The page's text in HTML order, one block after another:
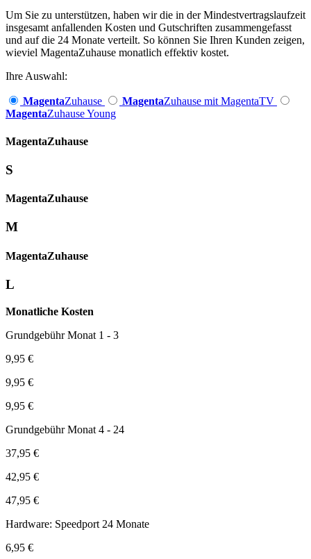
Um Sie zu unterstützen, haben wir die in der Mindestvertragslaufzeit
insgesamt anfallenden Kosten und Gutschriften zusammengefasst
und auf die 24 Monate verteilt. So können Sie Ihren Kunden zeigen,
wieviel MagentaZuhause monatlich effektiv kostet.
Ihre Auswahl:
MagentaZuhause MagentaZuhause mit MagentaTV
MagentaZuhause Young
Magenta­Zuhause
S
Magenta­Zuhause
M
Magenta­Zuhause
L
Monatliche Kosten
Grundgebühr Monat 1 - 3
9,95 €
9,95 €
9,95 €
Grundgebühr Monat 4 - 24
37,95 €
42,95 €
47,95 €
Hardware: Speedport 24 Monate
6,95 €